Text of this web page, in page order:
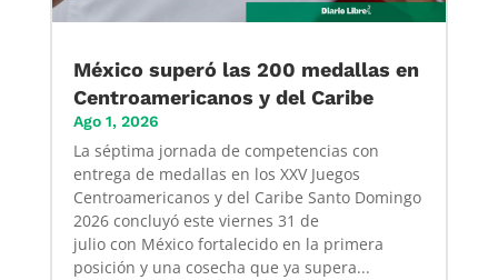
México superó las 200 medallas en
Centroamericanos y del Caribe
Ago 1, 2026
La séptima jornada de competencias con
entrega de medallas en los XXV Juegos
Centroamericanos y del Caribe Santo Domingo
2026 concluyó este viernes 31 de
julio con México fortalecido en la primera
posición y una cosecha que ya supera...